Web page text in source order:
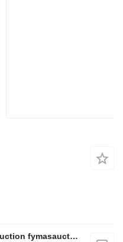
Fymas Auctions ApS – visit the auction fymasauctions.dk